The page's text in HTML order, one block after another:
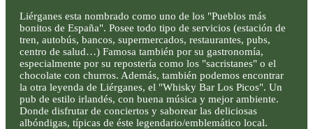
Liérganes esta nombrado como uno de los "Pueblos más
bonitos de España". Posee todo tipo de servicios (estación de
tren, autobús, bancos, supermercados, restaurantes, pubs,
centro de salud…) Famosa también por su gastronomía,
especialmente por su repostería como los "sacristanes" o el
chocolate con churros. Además, también podemos encontrar
la otra leyenda de Liérganes, el "Whisky Bar Los Picos". Un
pub de estilo irlandés, con buena música y mejor ambiente.
Donde disfrutar de conciertos y saborear las deliciosas
albóndigas, típicas de éste legendario/emblemático local.